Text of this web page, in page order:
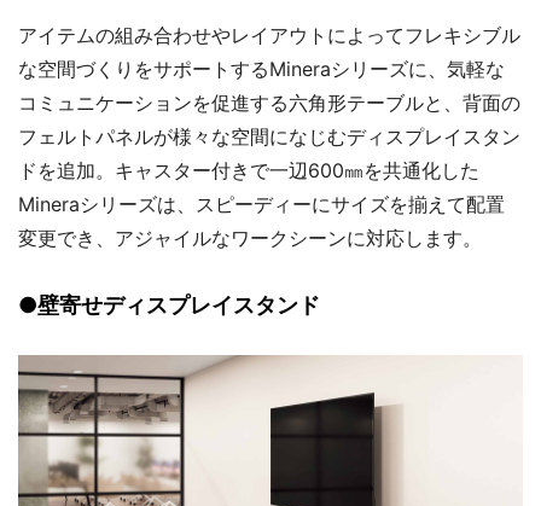
アイテムの組み合わせやレイアウトによってフレキシブル
な空間づくりをサポートするMineraシリーズに、気軽な
コミュニケーションを促進する六角形テーブルと、背面の
フェルトパネルが様々な空間になじむディスプレイスタン
ドを追加。キャスター付きで一辺600㎜を共通化した
Mineraシリーズは、スピーディーにサイズを揃えて配置
変更でき、アジャイルなワークシーンに対応します。
●壁寄せディスプレイスタンド